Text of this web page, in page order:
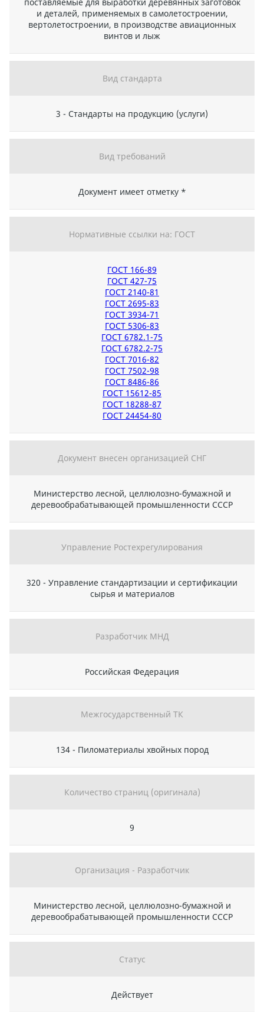
поставляемые для выработки деревянных заготовок
и деталей, применяемых в самолетостроении,
вертолетостроении, в производстве авиационных
винтов и лыж
Вид стандарта
3 - Стандарты на продукцию (услуги)
Вид требований
Документ имеет отметку *
Нормативные ссылки на: ГОСТ
ГОСТ 166-89
ГОСТ 427-75
ГОСТ 2140-81
ГОСТ 2695-83
ГОСТ 3934-71
ГОСТ 5306-83
ГОСТ 6782.1-75
ГОСТ 6782.2-75
ГОСТ 7016-82
ГОСТ 7502-98
ГОСТ 8486-86
ГОСТ 15612-85
ГОСТ 18288-87
ГОСТ 24454-80
Документ внесен организацией СНГ
Министерство лесной, целлюлозно-бумажной и
деревообрабатывающей промышленности СССР
Управление Ростехрегулирования
320 - Управление стандартизации и сертификации
сырья и материалов
Разработчик МНД
Российская Федерация
Межгосударственный ТК
134 - Пиломатериалы хвойных пород
Количество страниц (оригинала)
9
Организация - Разработчик
Министерство лесной, целлюлозно-бумажной и
деревообрабатывающей промышленности СССР
Статус
Действует